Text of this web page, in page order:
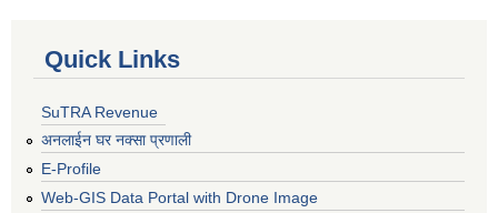
Quick Links
SuTRA Revenue
अनलाईन घर नक्सा प्रणाली
E-Profile
Web-GIS Data Portal with Drone Image